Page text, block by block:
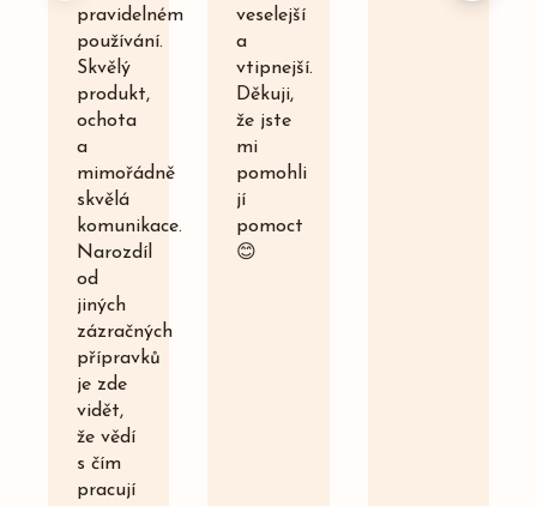
pravidelném
používání.
Skvělý
produkt,
ochota
a
mimořádně
skvělá
komunikace.
Narozdíl
od
jiných
zázračných
přípravků
je zde
vidět,
že vědí
s čím
pracují
veselejší
a
vtipnejší.
Děkuji,
že jste
mi
pomohli
jí
pomoct
😊